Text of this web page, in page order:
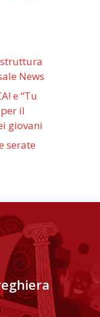
News
e “Tu
il
giovani
serate